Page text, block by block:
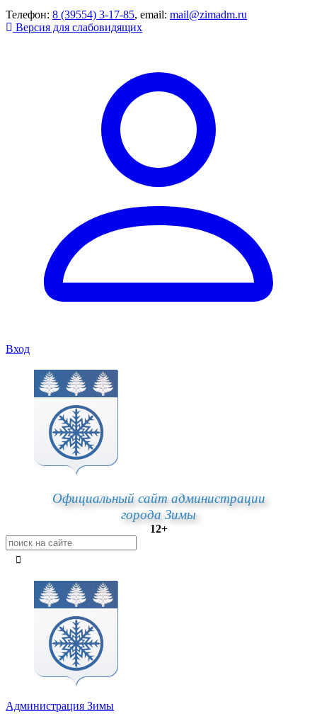
Телефон: 8 (39554) 3-17-85, email: mail@zimadm.ru
Версия для слабовидящих
Вход
Официальный сайт администрации
города Зимы
12+
Администрация Зимы